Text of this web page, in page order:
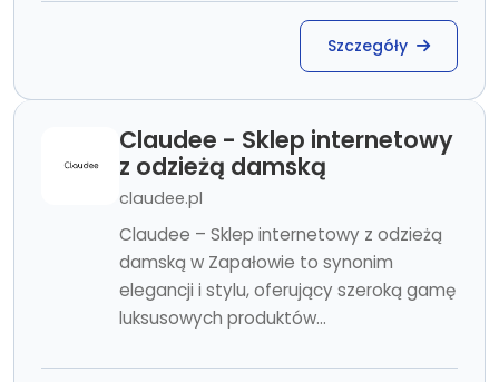
Szczegóły
Claudee - Sklep internetowy
z odzieżą damską
claudee.pl
Claudee – Sklep internetowy z odzieżą
damską w Zapałowie to synonim
elegancji i stylu, oferujący szeroką gamę
luksusowych produktów...